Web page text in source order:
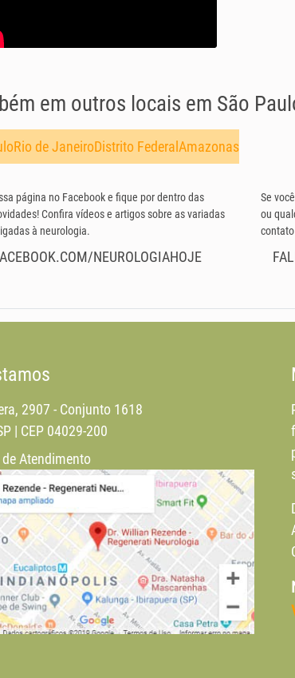
em outros locais em São
Rio de JaneiroDistrito Federal Amazonas
página no Facebook e fique por dentro das
Confira vídeos e artigos sobre as variadas
à neurologia.
NEUROLOGIAHOJE
Se
ou
2907 - Conjunto 1618
| CEP 04029-200
Atendimento